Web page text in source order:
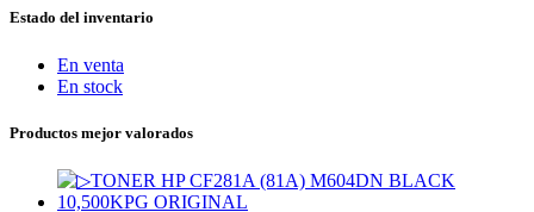
Estado del inventario
En venta
En stock
Productos mejor valorados